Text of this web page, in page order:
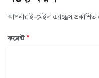
আপনার ই-মেইল এ্যাড্রেস প্রকাশিত
কমেন্ট*